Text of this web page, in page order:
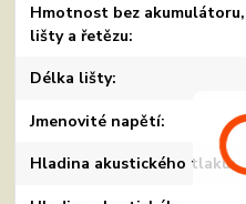
Hmotnost bez akumulátoru,
lišty a řetězu
Délka lišty
Jmenovité napětí
Hladina akustického tlaku